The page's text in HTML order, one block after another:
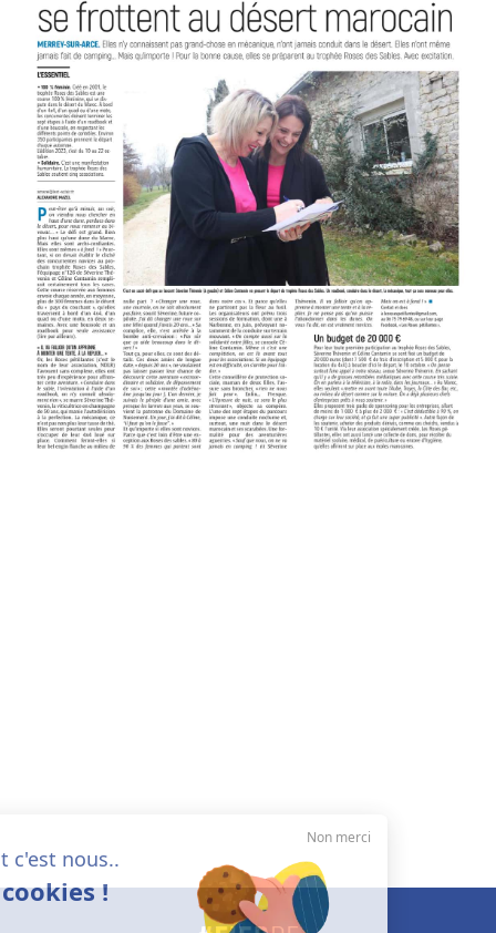
Salut c'est nous..
les cookies !